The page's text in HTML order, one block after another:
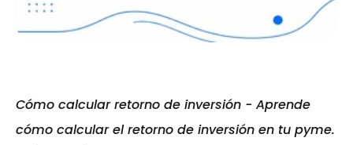
Cómo calcular retorno de inversión - Aprende
cómo calcular el retorno de inversión en tu pyme.